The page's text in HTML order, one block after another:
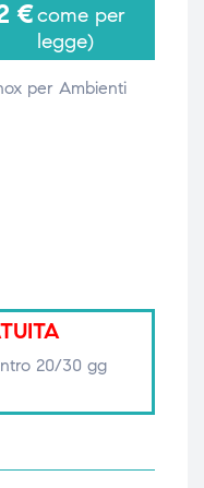
€come per
legge)
per Ambienti
20/30 gg